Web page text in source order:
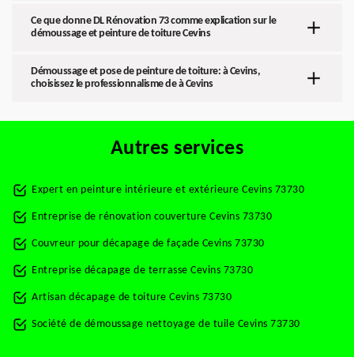
Ce que donne DL Rénovation 73 comme explication sur le
démoussage et peinture de toiture Cevins
Démoussage et pose de peinture de toiture: à Cevins,
choisissez le professionnalisme de à Cevins
Autres services
Expert en peinture intérieure et extérieure Cevins 73730
Entreprise de rénovation couverture Cevins 73730
Couvreur pour décapage de façade Cevins 73730
Entreprise décapage de terrasse Cevins 73730
Artisan décapage de toiture Cevins 73730
Société de démoussage nettoyage de tuile Cevins 73730